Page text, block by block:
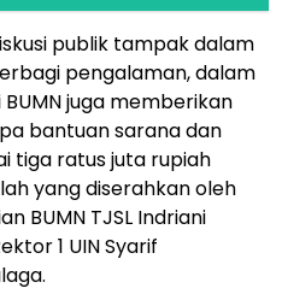
publik tampak dalam
pengalaman, dalam
juga memberikan
bantuan sarana dan
tiga ratus juta rupiah
yang diserahkan oleh
BUMN TJSL Indriani
1 UIN Syarif